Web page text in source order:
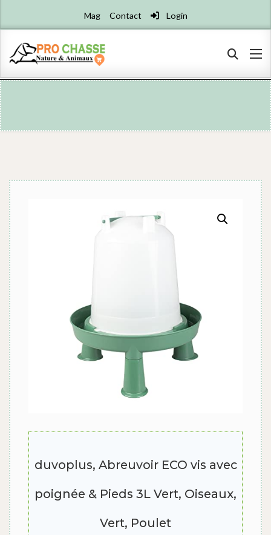
Mag Contact Login
duvoplus, Abreuvoir ECO vis avec
poignée & Pieds 3L Vert, Oiseaux,
Vert, Poulet